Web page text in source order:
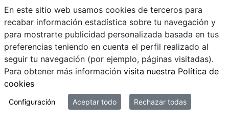
10.000 participantes y 250 ponentes.
En este sitio web usamos cookies de terceros para
recabar información estadística sobre tu navegación y
para mostrarte publicidad personalizada basada en tus
preferencias teniendo en cuenta el perfil realizado al
seguir tu navegación (por ejemplo, páginas visitadas).
Para obtener más información visita nuestra Política de
cookies
Configuración Aceptar todo Rechazar todas